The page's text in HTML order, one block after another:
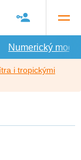
Numerický model
i tropickými